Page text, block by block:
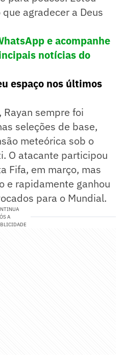
agradecer a Deus
eacompanhe
notícias do
espaço nos últimos
, Rayan sempre foi
seleções de base,
meteórica sob o
O atacante participou
Fifa, em março, mas
e rapidamente ganhou
para o Mundial.
A